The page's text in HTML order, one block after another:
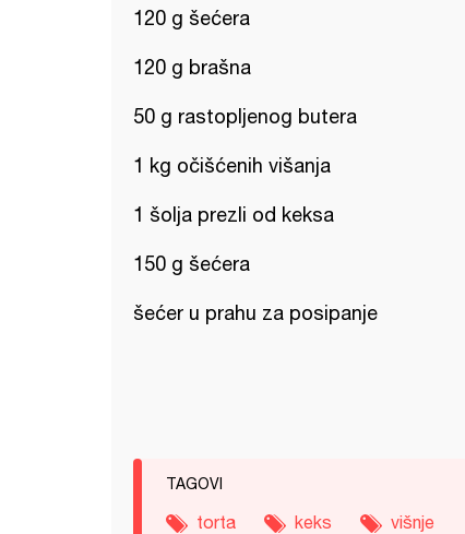
120 g šećera
120 g brašna
50 g rastopljenog butera
1 kg očišćenih višanja
1 šolja prezli od keksa
150 g šećera
šećer u prahu za posipanje
TAGOVI
torta keks višnje